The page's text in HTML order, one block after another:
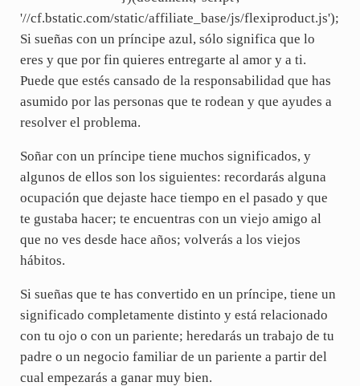
'//cf.bstatic.com/static/affiliate_base/js/flexiproduct.js');
Si sueñas con un príncipe azul, sólo significa que lo
eres y que por fin quieres entregarte al amor y a ti.
Puede que estés cansado de la responsabilidad que has
asumido por las personas que te rodean y que ayudes a
resolver el problema.
Soñar con un príncipe tiene muchos significados, y
algunos de ellos son los siguientes: recordarás alguna
ocupación que dejaste hace tiempo en el pasado y que
te gustaba hacer; te encuentras con un viejo amigo al
que no ves desde hace años; volverás a los viejos
hábitos.
Si sueñas que te has convertido en un príncipe, tiene un
significado completamente distinto y está relacionado
con tu ojo o con un pariente; heredarás un trabajo de tu
padre o un negocio familiar de un pariente a partir del
cual empezarás a ganar muy bien.